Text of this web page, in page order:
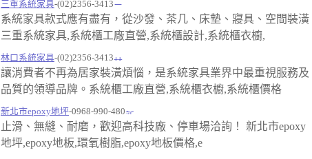
三重系統家具-(02)2356-3413
系統家具款式應有盡有，從沙發、茶几、床墊、寢具、空間裝潢
三重系統家具,系統櫃工廠直營,系統櫃設計,系統櫃衣櫥,
林口系統家具-(02)2356-3413
讓消費者不再為居家裝潢煩惱，是系統家具業界中最重視服務及
品質的領導品牌。系統櫃工廠直營,系統櫃衣櫥,系統櫃價格
新北市epoxy地坪-0968-990-480
止滑、無縫、耐磨，歡迎高科技廠、停車場洽詢！ 新北市epoxy
地坪,epoxy地板,環氧樹脂,epoxy地板價格,e